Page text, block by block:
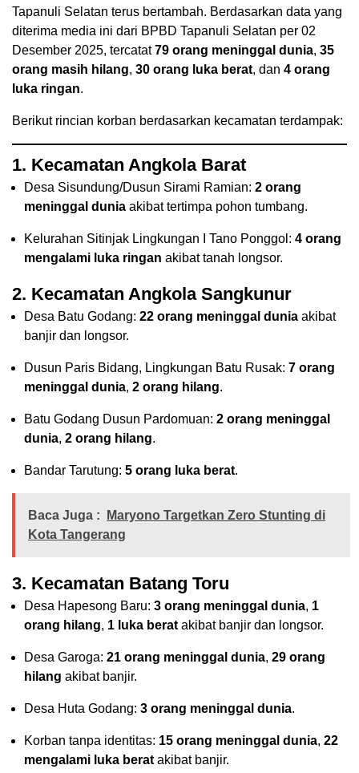
Tapanuli Selatan terus bertambah. Berdasarkan data yang
diterima media ini dari BPBD Tapanuli Selatan per 02
Desember 2025, tercatat79 orang meninggal dunia, 35
orang masih hilang, 30 orang luka berat, dan 4 orang
luka ringan.
Berikut rincian korban berdasarkan kecamatan terdampak:
1. Kecamatan Angkola Barat
Desa Sisundung/Dusun Sirami Ramian: 2 orang
meninggal dunia akibat tertimpa pohon tumbang.
Kelurahan Sitinjak Lingkungan I Tano Ponggol: 4 orang
mengalami luka ringan akibat tanah longsor.
2. Kecamatan Angkola Sangkunur
Desa Batu Godang: 22 orang meninggal dunia akibat
banjir dan longsor.
Dusun Paris Bidang, Lingkungan Batu Rusak: 7 orang
meninggal dunia, 2 orang hilang.
Batu Godang Dusun Pardomuan: 2 orang meninggal
dunia, 2 orang hilang.
Bandar Tarutung: 5 orang luka berat.
Baca Juga :
Maryono Targetkan Zero Stunting di
Kota Tangerang
3. Kecamatan Batang Toru
Desa Hapesong Baru: 3 orang meninggal dunia, 1
orang hilang, 1 luka berat akibat banjir dan longsor.
Desa Garoga: 21 orang meninggal dunia, 29 orang
hilang akibat banjir.
Desa Huta Godang: 3 orang meninggal dunia.
Korban tanpa identitas: 15 orang meninggal dunia, 22
mengalami luka berat akibat banjir.